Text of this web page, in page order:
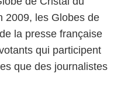
2009, les Globes de
la presse française
qui participent
que des journalistes